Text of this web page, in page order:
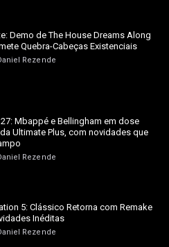
Demo de The House Dreams Along
Quebra-Cabeças Existenciais
Rezende
27: Mbappé e Bellingham em dose
Ultimate Plus, com novidades que
Rezende
5: Clássico Retorna com Remake
Inéditas
Rezende